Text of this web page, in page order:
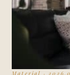
Material ·